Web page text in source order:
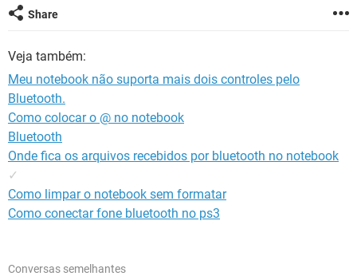
Como se o bluetooth não superasse mais.
Share
Veja também:
Meu notebook não suporta mais dois controles pelo
Bluetooth.
Como colocar o @ no notebook
Bluetooth
Onde fica os arquivos recebidos por bluetooth no notebook
✓
Como limpar o notebook sem formatar
Como conectar fone bluetooth no ps3
Conversas semelhantes